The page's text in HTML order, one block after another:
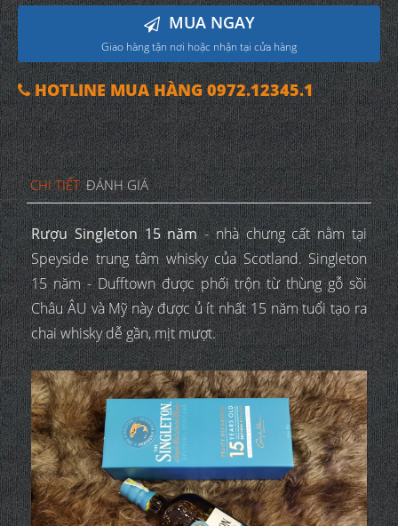
MUA NGAY
Giao hàng tận nơi hoặc nhận tại cửa hàng
HOTLINE MUA HÀNG 0972.12345.1
CHI TIẾT ĐÁNH GIÁ
Rượu Singleton 15 năm- nhà chưng cất nằm tại
Speyside trung tâm whisky của Scotland. Singleton
15 năm - Dufftown được phối trộn từ thùng gỗ sồi
Châu ÂU và Mỹ này được ủ ít nhất 15 năm tuổi tạo ra
chai whisky dễ gần, mịt mượt.